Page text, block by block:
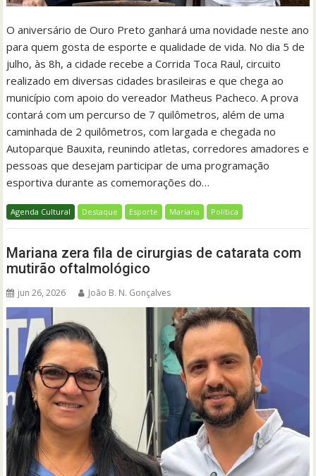
O aniversário de Ouro Preto ganhará uma novidade neste ano
para quem gosta de esporte e qualidade de vida. No dia 5 de
julho, às 8h, a cidade recebe a Corrida Toca Raul, circuito
realizado em diversas cidades brasileiras e que chega ao
município com apoio do vereador Matheus Pacheco. A prova
contará com um percurso de 7 quilômetros, além de uma
caminhada de 2 quilômetros, com largada e chegada no
Autoparque Bauxita, reunindo atletas, corredores amadores e
pessoas que desejam participar de uma programação
esportiva durante as comemorações do…
Agenda Cultural Destaque Esporte Mariana Política
Mariana zera fila de cirurgias de catarata com
mutirão oftalmológico
jun 26, 2026 João B. N. Gonçalves